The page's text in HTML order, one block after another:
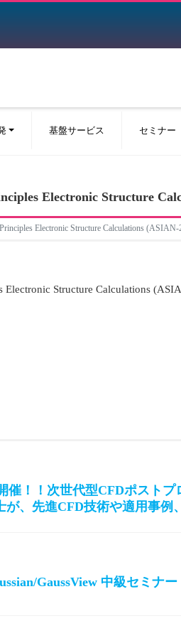
基盤サービス セミナー
Electronic Structure
Electronic Structure Calculations
Structure Calculations
催！！次世代型CFDポスト
が、先進CFD技術や適用事例
GaussView 中級セミ